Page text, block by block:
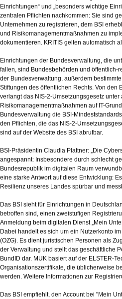
Einrichtungen“ und „besonders wichtige
zentralen Pflichten nachkommen: Sie sind
Unternehmen zu registrieren, dem BSI
und Risikomanagementmaßnahmen zu
dokumentieren. KRITIS gelten automatisch
Einrichtungen der Bundesverwaltung, die
fallen, sind Bundesbehörden und öffentlich-
der Bundesverwaltung, außerdem
Stiftungen des öffentlichen Rechts. Von den
verlangt das NIS-2-Umsetzungsgesetz
Risikomanagementmaßnahmen auf IT-
Bundesverwaltung die BSI-
den Pflichten, die das NIS-2-
sind auf der Website des BSI abrufbar.
BSI-Präsidentin Claudia Plattner: „Die
angespannt: Insbesondere durch schlecht
Bundesrepublik im digitalen Raum
eine starke Antwort auf diese Entwicklung:
Resilienz unseres Landes spürbar und
Das BSI sieht für Einrichtungen in
betroffen sind, einen zweistufigen
Anmeldung beim digitalen Dienst „Mein
Dabei handelt es sich um ein Nutzerkonto
(OZG). Es dient juristischen Personen als
der Verwaltung und stellt das geschäftliche
BundID dar. MUK basiert auf der ELSTER-
Organisationszertifikate, die üblicherweise
werden. Weitere Informationen zur
Das BSI empfiehlt, den Account bei "Mein